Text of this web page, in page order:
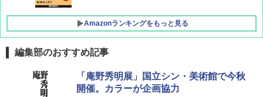
Amazonランキングをもっと見る
[キャンパーズコレクション 山善] ポップアッ
プテント 傘みたいに広げて畳める パッとサ
ッとサンシェード キューブ フルクローズ メ
GRANDOOR ステンレス保冷剤 2個セット 2
026リニューアル 急速冷凍 空間倍増 衛生的
コンパクト 保冷力長持ち
編集部のおすすめ記事
「庵野秀明展」国立シン・美術館で今秋
開催。カラーが企画協力